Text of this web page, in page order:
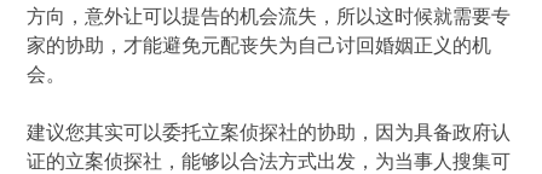
方向，意外让可以提告的机会流失，所以这时候就需要专
家的协助，才能避免元配丧失为自己讨回婚姻正义的机
会。
建议您其实可以委托立案侦探社的协助，因为具备政府认
证的立案侦探社，能够以合法方式出发，为当事人搜集可